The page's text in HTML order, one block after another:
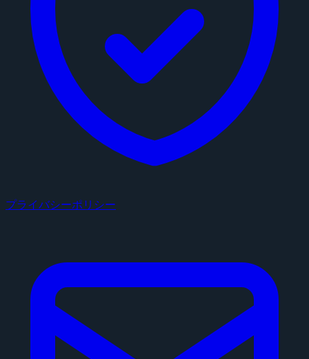
プライバシーポリシー